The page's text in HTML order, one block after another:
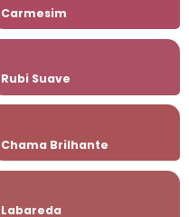
Carmesim
Rubi Suave
Chama Brilhante
Labareda